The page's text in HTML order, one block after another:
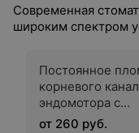
Современная
широким спектром
Постоянное
корневого
эндомотора с
от 260 руб.